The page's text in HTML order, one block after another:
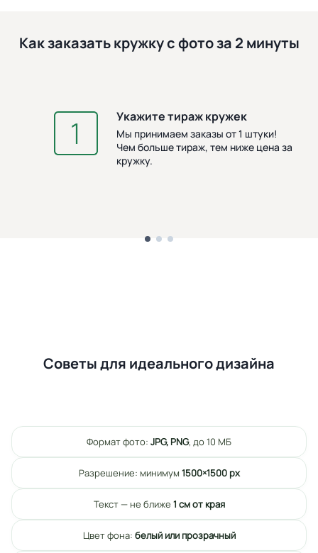
Как заказать кружку с фото за 2 минуты
Укажите тираж кружек
Мы принимаем заказы от 1 штуки!
Чем больше тираж, тем ниже цена за
кружку.
Советы для идеального дизайна
Формат фото: JPG, PNG, до 10 МБ
Разрешение: минимум 1500×1500 px
Текст — не ближе 1 см от края
Цвет фона: белый или прозрачный